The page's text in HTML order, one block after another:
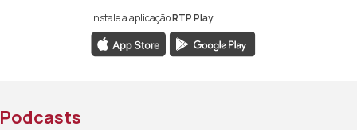
da RTP África
da RTP África
YouTube da RTP África
Instale a aplicaçãoRTP Play
Podcasts